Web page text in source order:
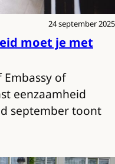
24 september 2025
moet je met
of
eenzaamheid
september toont